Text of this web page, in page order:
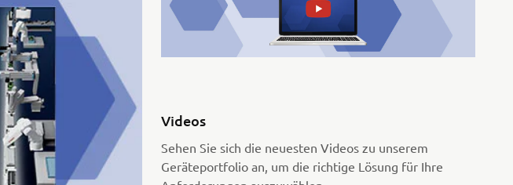
Videos
Sehen Sie sich die neuesten Videos zu unserem
Geräteportfolio an, um die richtige Lösung für Ihre